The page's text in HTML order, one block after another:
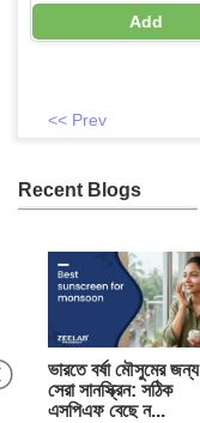
Add
<< Prev
Recent Blogs
ভারতে বর্ষা মৌসুমের জন্য
সেরা সানস্ক্রিন: সঠিক
এসপিএফ বেছে ন...